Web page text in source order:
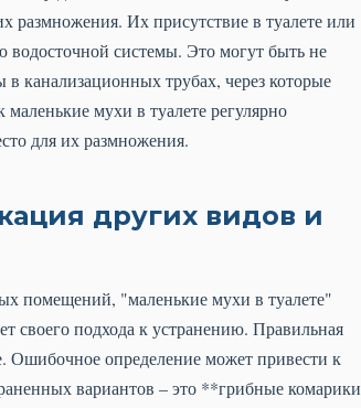
размножения. Их присутствие в туалете или
водосточной системы. Это могут быть не
канализационных трубах, через которые
мухи в туалете регулярно
для их размножения.
других видов и
помещений, "маленькие мухи в туалете"
своего подхода к устранению. Правильная
Ошибочное определение может привести к
вариантов – это **грибные комарики